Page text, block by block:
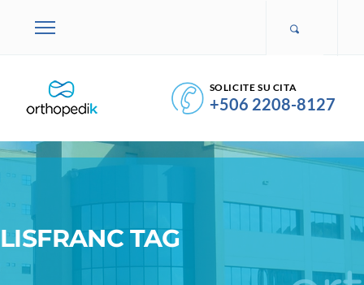
SOLICITE SU CITA
+506 2208-8127
LISFRANC TAG